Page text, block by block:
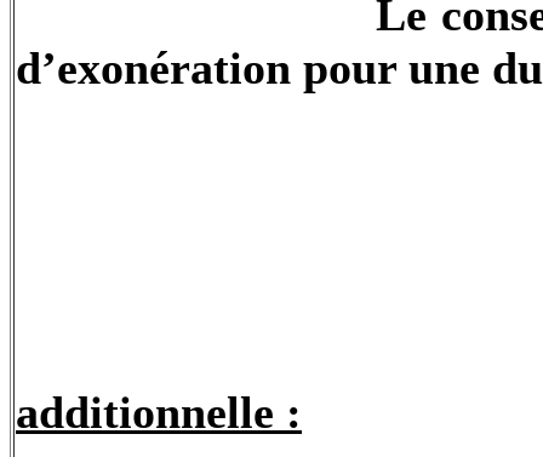
Le
d’exonération pour une
additionnelle :